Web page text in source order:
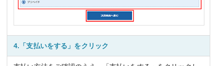
4.「支払いをする」をクリック